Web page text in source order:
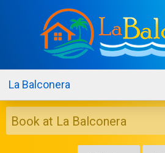
La Balconera
Book at La Balconera